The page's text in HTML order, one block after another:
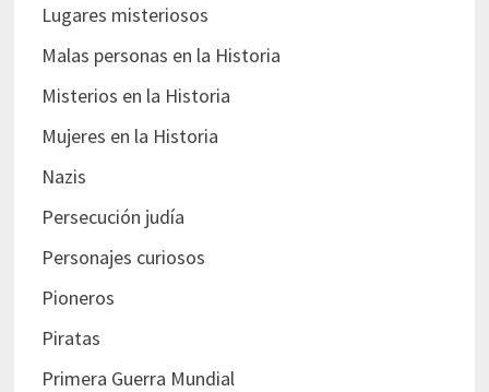
Lugares misteriosos
Malas personas en la Historia
Misterios en la Historia
Mujeres en la Historia
Nazis
Persecución judía
Personajes curiosos
Pioneros
Piratas
Primera Guerra Mundial